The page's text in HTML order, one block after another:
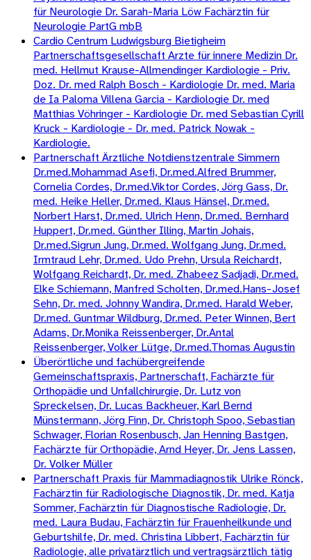
für Neurologie Dr. Sarah-Maria Löw Fachärztin für
Neurologie PartG mbB
Cardio Centrum Ludwigsburg Bietigheim
Partnerschaftsgesellschaft Arzte für innere Medizin Dr.
med. Hellmut Krause-Allmendinger Kardiologie - Priv.
Doz. Dr. med Ralph Bosch - Kardiologie Dr. med. Maria
de Ia Paloma Villena Garcia - Kardiologie Dr. med
Matthias Vöhringer - Kardiologie Dr. med Sebastian Cyrill
Kruck - Kardiologie - Dr. med. Patrick Nowak -
Kardiologie.
Partnerschaft Ärztliche Notdienstzentrale Simmern
Dr.med.Mohammad Asefi, Dr.med.Alfred Brummer,
Cornelia Cordes, Dr.med.Viktor Cordes, Jörg Gass, Dr.
med. Heike Heller, Dr.med. Klaus Hänsel, Dr.med.
Norbert Harst, Dr.med. Ulrich Henn, Dr.med. Bernhard
Huppert, Dr.med. Günther Illing, Martin Johais,
Dr.med.Sigrun Jung, Dr.med. Wolfgang Jung, Dr.med.
Irmtraud Lehr, Dr.med. Udo Prehn, Ursula Reichardt,
Wolfgang Reichardt, Dr. med. Zhabeez Sadjadi, Dr.med.
Elke Schiemann, Manfred Scholten, Dr.med.Hans-Josef
Sehn, Dr. med. Johnny Wandira, Dr.med. Harald Weber,
Dr.med. Guntmar Wildburg, Dr.med. Peter Winnen, Bert
Adams, Dr.Monika Reissenberger, Dr.Antal
Reissenberger, Volker Lütge, Dr.med.Thomas Augustin
Überörtliche und fachübergreifende
Gemeinschaftspraxis, Partnerschaft, Fachärzte für
Orthopädie und Unfallchirurgie, Dr. Lutz von
Spreckelsen, Dr. Lucas Backheuer, Karl Bernd
Münstermann, Jörg Finn, Dr. Christoph Spoo, Sebastian
Schwager, Florian Rosenbusch, Jan Henning Bastgen,
Fachärzte für Orthopädie, Arnd Heyer, Dr. Jens Lassen,
Dr. Volker Müller
Partnerschaft Praxis für Mammadiagnostik Ulrike Rönck,
Fachärztin für Radiologische Diagnostik, Dr. med. Katja
Sommer, Fachärztin für Diagnostische Radiologie, Dr.
med. Laura Budau, Fachärztin für Frauenheilkunde und
Geburtshilfe, Dr. med. Christina Libbert, Fachärztin für
Radiologie, alle privatärztlich und vertragsärztlich tätig